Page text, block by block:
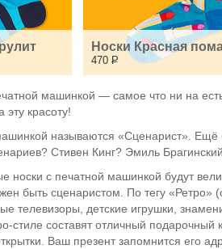
Носки Красная
470 Р
машинкой — самое что ни на
эту красоту!
называются «Сценарист». Ещё
Стивен Кинг? Эмиль
носки с печатной машинкой будут
быть сценаристом. По тегу «Ретро»
телевизоры, детские игрушки,
стиле составят отличный
Ваш презент запомнится его